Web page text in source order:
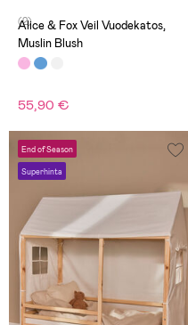
(2)
Alice & Fox Veil Vuodekatos,
Muslin Blush
55,90 €
End of Season
Superhinta